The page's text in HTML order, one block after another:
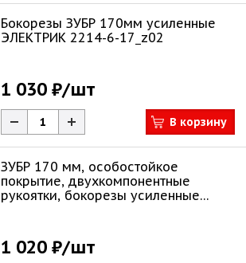
Бокорезы ЗУБР 170мм усиленные
ЭЛЕКТРИК 2214-6-17_z02
1 030 ₽/шт
В корзину
ЗУБР 170 мм, особостойкое
покрытие, двухкомпонентные
рукоятки, бокорезы усиленные
1 020 ₽/шт